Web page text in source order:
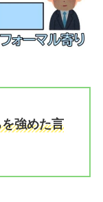
強めた言